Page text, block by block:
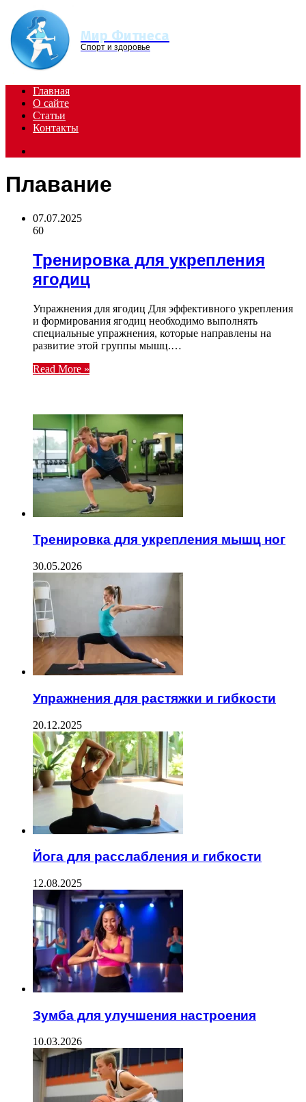
Menu
Мир Фитнеса
Спорт и здоровье
Главная
О сайте
Статьи
Контакты
Плавание
07.07.2025
60
Тренировка для укрепления
ягодиц
Упражнения для ягодиц Для эффективного укрепления
и формирования ягодиц необходимо выполнять
специальные упражнения, которые направлены на
развитие этой группы мышц.…
Read More »
Тренировка для укрепления мышц ног
30.05.2026
Упражнения для растяжки и гибкости
20.12.2025
Йога для расслабления и гибкости
12.08.2025
Зумба для улучшения настроения
10.03.2026